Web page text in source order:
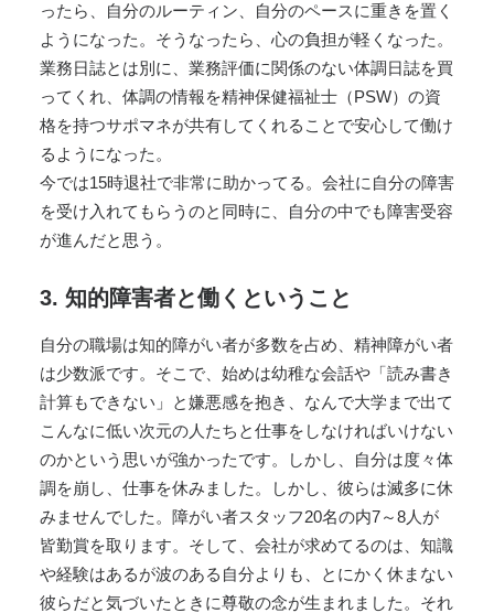
ったら、自分のルーティン、自分のペースに重きを置く
ようになった。そうなったら、心の負担が軽くなった。
業務日誌とは別に、業務評価に関係のない体調日誌を買
ってくれ、体調の情報を精神保健福祉士（PSW）の資
格を持つサポマネが共有してくれることで安心して働け
るようになった。
今では15時退社で非常に助かってる。会社に自分の障害
を受け入れてもらうのと同時に、自分の中でも障害受容
が進んだと思う。
3. 知的障害者と働くということ
自分の職場は知的障がい者が多数を占め、精神障がい者
は少数派です。そこで、始めは幼稚な会話や「読み書き
計算もできない」と嫌悪感を抱き、なんで大学まで出て
こんなに低い次元の人たちと仕事をしなければいけない
のかという思いが強かったです。しかし、自分は度々体
調を崩し、仕事を休みました。しかし、彼らは滅多に休
みませんでした。障がい者スタッフ20名の内7～8人が
皆勤賞を取ります。そして、会社が求めてるのは、知識
や経験はあるが波のある自分よりも、とにかく休まない
彼らだと気づいたときに尊敬の念が生まれました。それ